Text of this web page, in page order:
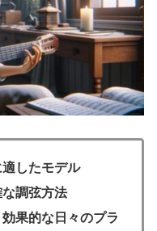
したモデル
調弦方法
果的な日々のプラ